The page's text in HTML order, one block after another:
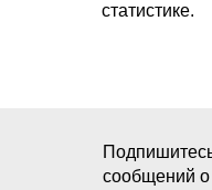
статистике.
сообщений о